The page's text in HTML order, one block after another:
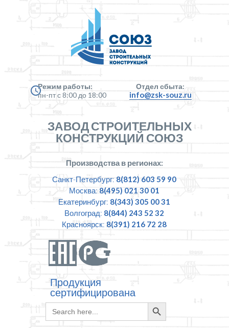
Режим работы:
пн-пт с 8:00 до 18:00
Отдел сбыта:
info@zsk-souz.ru
ЗАВОД СТРОИТЕЛЬНЫХ
КОНСТРУКЦИЙ СОЮЗ
Производства в регионах:
Санкт-Петербург: 8(812) 603 59 90
Москва: 8(495) 021 30 01
Екатеринбург: 8(343) 305 00 31
Волгоград: 8(844) 243 52 32
Красноярск: 8(391) 216 72 28
Продукция
сертифицирована
Search
for:
Search
Button